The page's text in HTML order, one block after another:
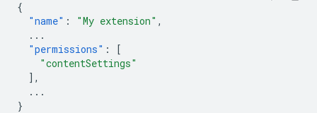
{
"name" : "My extension" ,
...
"permissions" :
[
"contentSettings"
],
...
}